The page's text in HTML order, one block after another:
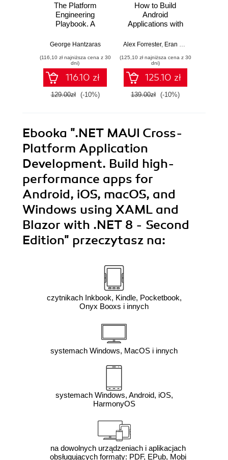
The Platform
Engineering
Playbook. A
implementing and
with cloud native
internal developer
platforms
George Hantzaras
(116,10 zł najniższa cena z 30
dni)
116.10 zł
129.00zł (-10%)
How to Build
Android
Applications with
guide to
and publishing
production-grade
Android 16 apps -
Third Edition
Alex Forrester, Eran Boudjnah
(125,10 zł najniższa cena z 30
dni)
125.10 zł
139.00zł (-10%)
Ebooka ".NET MAUI Cross-
Platform Application
Development. Build high-
performance apps for
Android, iOS, macOS, and
Windows using XAML and
Blazor with .NET 8 - Second
Edition" przeczytasz na:
czytnikach Inkbook, Kindle, Pocketbook,
Onyx Booxs i innych
systemach Windows, MacOS i innych
systemach Windows, Android, iOS,
HarmonyOS
na dowolnych urządzeniach i aplikacjach
obsługujących formaty: PDF, EPub, Mobi